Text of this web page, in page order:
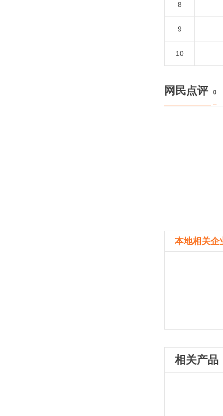
8
9
10
网民点评 0
本地相关企
相关产品